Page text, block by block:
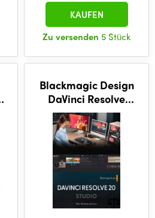
Zu versenden 5 Stück
KAUFEN
Blackmagic Design
DaVinci Resolve
Studio